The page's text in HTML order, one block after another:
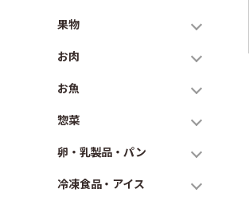
果物
お肉
お魚
惣菜
卵・乳製品・パン
冷凍食品・アイス